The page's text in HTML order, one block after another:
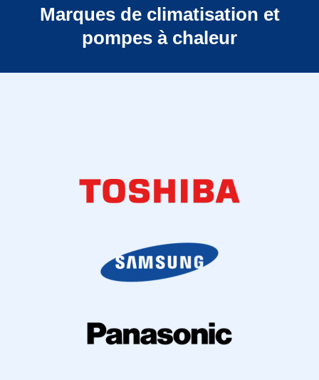
Marques de climatisation et
pompes à chaleur